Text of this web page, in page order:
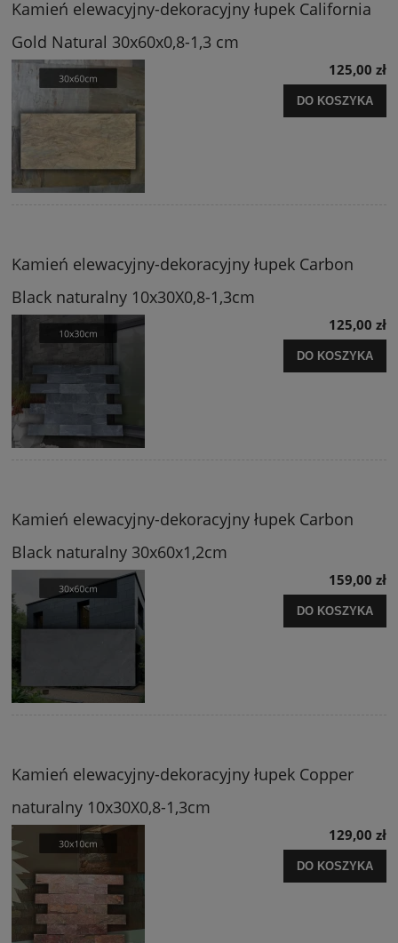
Kamień elewacyjny-dekoracyjny łupek California
Gold Natural 30x60x0,8-1,3 cm
125,00 zł
DO KOSZYKA
Kamień elewacyjny-dekoracyjny łupek Carbon
Black naturalny 10x30X0,8-1,3cm
125,00 zł
DO KOSZYKA
Kamień elewacyjny-dekoracyjny łupek Carbon
Black naturalny 30x60x1,2cm
159,00 zł
DO KOSZYKA
Kamień elewacyjny-dekoracyjny łupek Copper
naturalny 10x30X0,8-1,3cm
129,00 zł
DO KOSZYKA